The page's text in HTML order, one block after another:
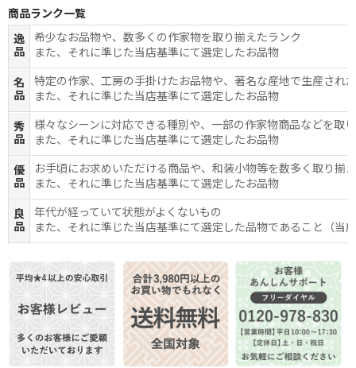
商品ランク一覧
逸
品
希少なお品物や、数多くの作家物を取り揃えたランク
また、それに準じた当店基準にて選定したお品物
名
品
特定の作家、工房の手掛けたお品物や、著名な産地で生産され
また、それに準じた当店基準にて選定したお品物
秀
品
様々なシーンに対応できる種別や、一部の作家物商品などを取
また、それに準じた当店基準にて選定したお品物
優
品
お手頃にお求めいただける商品や、和装小物等を数多く取り揃
また、それに準じた当店基準にて選定したお品物
良
品
年代が経っていて状態がよくないもの
また、それに準じた当店基準にて選定した品物であること（当